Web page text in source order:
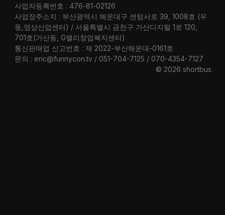
사업자등록번호 : 476-81-02126
사업장주소지 : 부산광역시 해운대구 센텀서로 39, 1008호 (우
동,영상산업센터) / 서울특별시 금천구 가산디지털 1로 120,
701호(가산동, G밸리창업복지센터)
통신판매업 신고번호 : 제 2022-부산해운대-0161호
문의 : eric@funnycon.tv / 051-704-7125 / 070-4354-7127
© 2026 shortbus.